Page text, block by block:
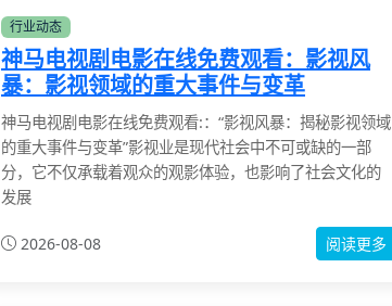
行业动态
神马电视剧电影在线免费观看：影视风
暴：影视领域的重大事件与变革
神马电视剧电影在线免费观看:：“影视风暴：揭秘影视领域
的重大事件与变革”影视业是现代社会中不可或缺的一部
分，它不仅承载着观众的观影体验，也影响了社会文化的
发展
2026-08-08 阅读更多